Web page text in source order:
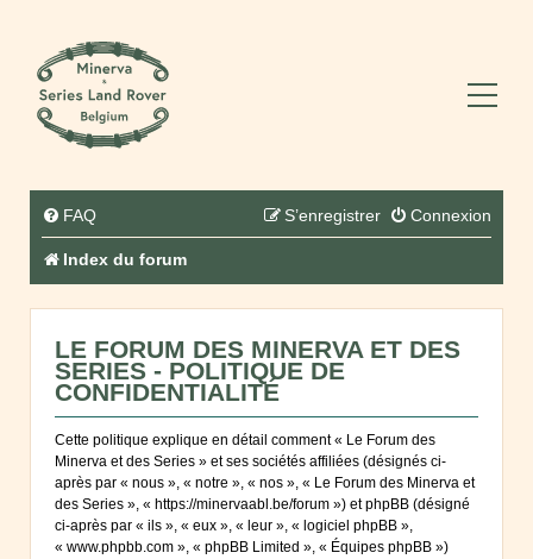
FAQ Connexion
S’enregistrer
Index du forum
LE FORUM DES MINERVA ET DES
SERIES - POLITIQUE DE
CONFIDENTIALITÉ
Cette politique explique en détail comment « Le Forum des
Minerva et des Series » et ses sociétés affiliées (désignés ci-
après par « nous », « notre », « nos », « Le Forum des Minerva et
des Series », « https://minervaabl.be/forum ») et phpBB (désigné
ci-après par « ils », « eux », « leur », « logiciel phpBB »,
« www.phpbb.com », « phpBB Limited », « Équipes phpBB »)